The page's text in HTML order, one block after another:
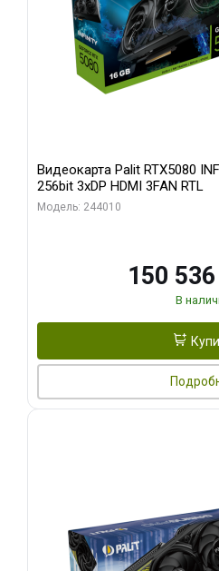
Видеокарта Palit RTX5080
256bit 3xDP HDMI 3FAN RTL
Модель: 244010
150
В